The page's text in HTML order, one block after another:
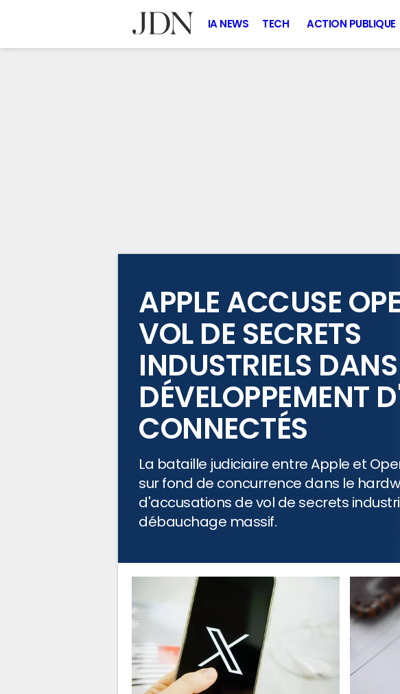
IA NEWS TECH ACTION PUBLIQUE
APPLE ACCUSE
VOL DE SECRETS
INDUSTRIELS DANS
DÉVELOPPEMENT
CONNECTÉS
La bataille judiciaire entre Apple et
sur fond de concurrence dans le
d'accusations de vol de secrets
débauchage massif.